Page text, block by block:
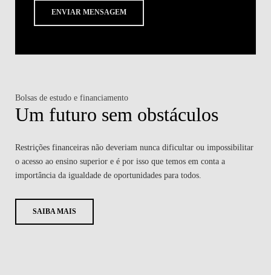
ENVIAR MENSAGEM
Bolsas de estudo e financiamento
Um futuro sem obstáculos
Restrições financeiras não deveriam nunca dificultar ou impossibilitar
o acesso ao ensino superior e é por isso que temos em conta a
importância da igualdade de oportunidades para todos.
SAIBA MAIS